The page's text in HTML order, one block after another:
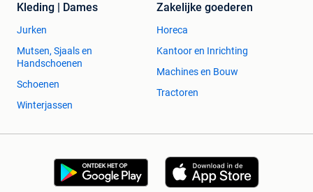
Kleding | Dames
Jurken
Mutsen, Sjaals en
Handschoenen
Schoenen
Winterjassen
Zakelijke goederen
Horeca
Kantoor en Inrichting
Machines en Bouw
Tractoren